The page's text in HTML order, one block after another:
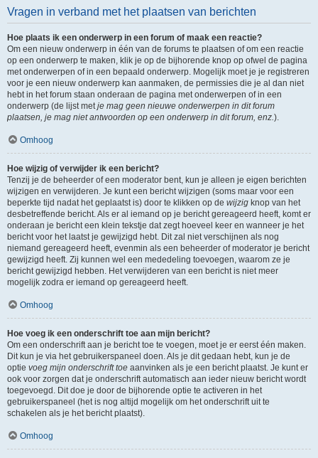
Vragen in verband met het plaatsen van berichten
Hoe plaats ik een onderwerp in een forum of maak een reactie?
Om een nieuw onderwerp in één van de forums te plaatsen of om een reactie
op een onderwerp te maken, klik je op de bijhorende knop op ofwel de pagina
met onderwerpen of in een bepaald onderwerp. Mogelijk moet je je registreren
voor je een nieuw onderwerp kan aanmaken, de permissies die je al dan niet
hebt in het forum staan onderaan de pagina met onderwerpen of in een
onderwerp (de lijst metje mag geen nieuwe onderwerpen in dit forum
plaatsen, je mag niet antwoorden op een onderwerp in dit forum, enz.).
Omhoog
Hoe wijzig of verwijder ik een bericht?
Tenzij je de beheerder of een moderator bent, kun je alleen je eigen berichten
wijzigen en verwijderen. Je kunt een bericht wijzigen (soms maar voor een
beperkte tijd nadat het geplaatst is) door te klikken op de wijzig knop van het
desbetreffende bericht. Als er al iemand op je bericht gereageerd heeft, komt er
onderaan je bericht een klein tekstje dat zegt hoeveel keer en wanneer je het
bericht voor het laatst je gewijzigd hebt. Dit zal niet verschijnen als nog
niemand gereageerd heeft, evenmin als een beheerder of moderator je bericht
gewijzigd heeft. Zij kunnen wel een mededeling toevoegen, waarom ze je
bericht gewijzigd hebben. Het verwijderen van een bericht is niet meer
mogelijk zodra er iemand op gereageerd heeft.
Omhoog
Hoe voeg ik een onderschrift toe aan mijn bericht?
Om een onderschrift aan je bericht toe te voegen, moet je er eerst één maken.
Dit kun je via het gebruikerspaneel doen. Als je dit gedaan hebt, kun je de
optie voeg mijn onderschrift toe aanvinken als je een bericht plaatst. Je kunt er
ook voor zorgen dat je onderschrift automatisch aan ieder nieuw bericht wordt
toegevoegd. Dit doe je door de bijhorende optie te activeren in het
gebruikerspaneel (het is nog altijd mogelijk om het onderschrift uit te
schakelen als je het bericht plaatst).
Omhoog